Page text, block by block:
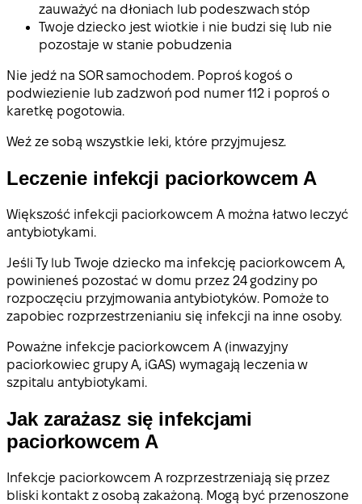
zauważyć na dłoniach lub podeszwach stóp
Twoje dziecko jest wiotkie i nie budzi się lub nie
pozostaje w stanie pobudzenia
Nie jedź na SOR samochodem. Poproś kogoś o
podwiezienie lub zadzwoń pod numer 112 i poproś o
karetkę pogotowia.
Weź ze sobą wszystkie leki, które przyjmujesz.
Leczenie infekcji paciorkowcem A
Większość infekcji paciorkowcem A można łatwo leczyć
antybiotykami.
Jeśli Ty lub Twoje dziecko ma infekcję paciorkowcem A,
powinieneś pozostać w domu przez 24 godziny po
rozpoczęciu przyjmowania antybiotyków. Pomoże to
zapobiec rozprzestrzenianiu się infekcji na inne osoby.
Poważne infekcje paciorkowcem A (inwazyjny
paciorkowiec grupy A, iGAS) wymagają leczenia w
szpitalu antybiotykami.
Jak zarażasz się infekcjami
paciorkowcem A
Infekcje paciorkowcem A rozprzestrzeniają się przez
bliski kontakt z osobą zakażoną. Mogą być przenoszone